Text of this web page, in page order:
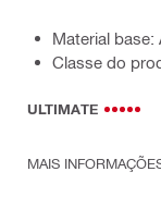
Material
Classe do
ULTIMATE
MAIS